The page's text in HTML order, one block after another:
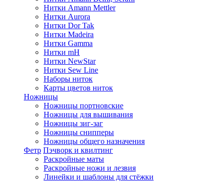
Нитки Amann Mettler
Нитки Aurora
Нитки Dor Tak
Нитки Madeira
Нитки Gamma
Нитки mH
Нитки NewStar
Нитки Sew Line
Наборы ниток
Карты цветов ниток
Ножницы
Ножницы портновские
Ножницы для вышивания
Ножницы зиг-заг
Ножницы снипперы
Ножницы общего назначения
Фетр Пэчворк и квилтинг
Раскройные маты
Раскройные ножи и лезвия
Линейки и шаблоны для стёжки